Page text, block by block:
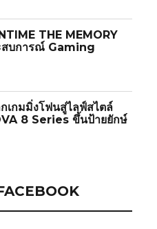
THE MEMORY
สบการณ์ Gaming
เกมมิ่งโฟนสู่ไลฟ์สไตล์
8 Series ขึ้นป้ายยักษ์